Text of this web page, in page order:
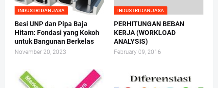
INDUSTRI DAN JASA
Besi UNP dan Pipa Baja
Hitam: Fondasi yang Kokoh
untuk Bangunan Berkelas
November 20, 2023
INDUSTRI DAN JASA
PERHITUNGAN BEBAN
KERJA (WORKLOAD
ANALYSIS)
February 09, 2016